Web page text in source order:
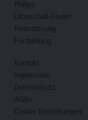
Philips
Ultraschall-Finder
Finanzierung
Fortbildung
Kontakt
Impressum
Datenschutz
AGBs
Cookie Einstellungen